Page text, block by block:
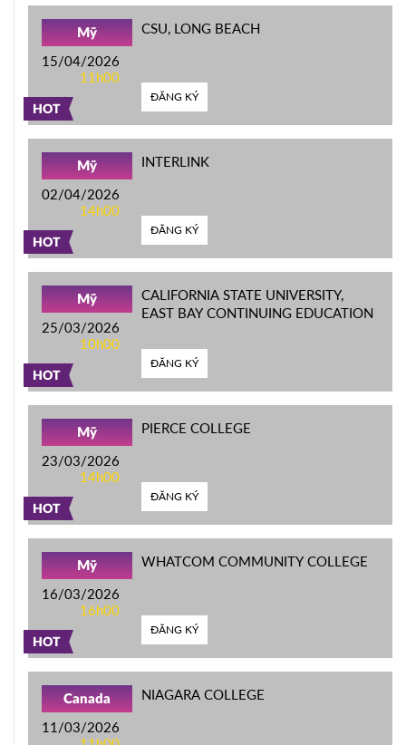
HOT
Mỹ
15/04/2026
11h00
CSU, LONG BEACH
ĐĂNG KÝ
HOT
Mỹ
02/04/2026
14h00
INTERLINK
ĐĂNG KÝ
HOT
Mỹ
25/03/2026
10h00
CALIFORNIA STATE UNIVERSITY,
EAST BAY CONTINUING EDUCATION
ĐĂNG KÝ
HOT
Mỹ
23/03/2026
14h00
PIERCE COLLEGE
ĐĂNG KÝ
HOT
Mỹ
16/03/2026
16h00
WHATCOM COMMUNITY COLLEGE
ĐĂNG KÝ
Canada
11/03/2026
NIAGARA COLLEGE